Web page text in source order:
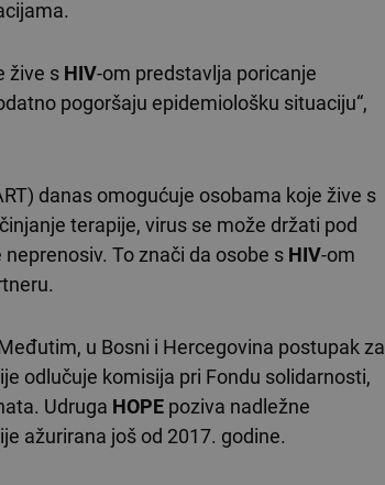
žive s HIV-om predstavlja poricanje
pogoršaju epidemiološku situaciju“,
danas omogućuje osobama koje žive s
terapije, virus se može držati pod
To znači da osobe s HIV-om
u Bosni i Hercegovina postupak za
odlučuje komisija pri Fondu solidarnosti,
Udruga HOPE poziva nadležne
ažurirana još od 2017. godine.